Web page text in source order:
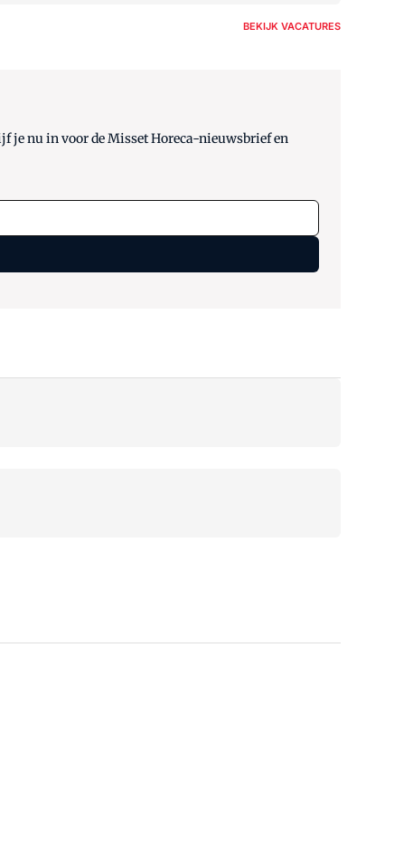
BEKIJK VACATURES
je nu in voor de Misset Horeca-nieuwsbrief en